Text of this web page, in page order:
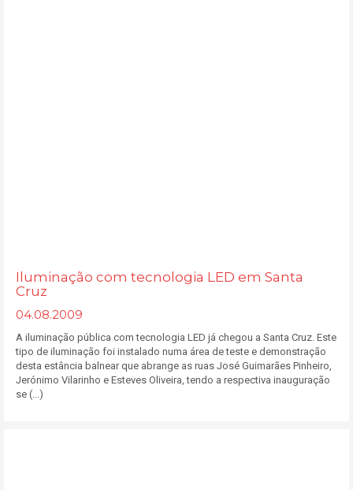
Iluminação com tecnologia LED em Santa
Cruz
04.08.2009
A iluminação pública com tecnologia LED já chegou a Santa Cruz. Este
tipo de iluminação foi instalado numa área de teste e demonstração
desta estância balnear que abrange as ruas José Guimarães Pinheiro,
Jerónimo Vilarinho e Esteves Oliveira, tendo a respectiva inauguração
se (...)